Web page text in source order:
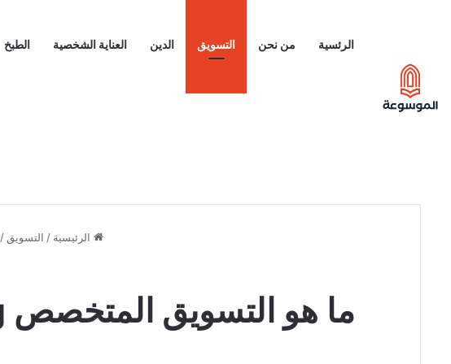
الرئسية من نحن التسويق الدين العناية الشخصية الطبخ
الرئيسية / التسويق /
ما هو التسويق المتخصص Niche Marketing وأهميتة في التسويق